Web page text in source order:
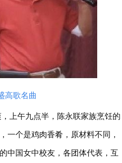
高歌名曲
上午九点半，陈永联家族烹饪的
一个是鸡肉香肴，原材料不同，
中国女中校友，各团体代表，互